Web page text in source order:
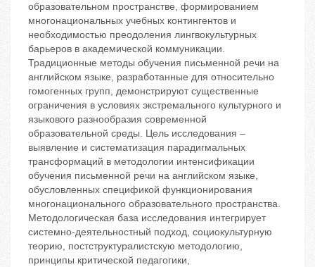
образовательном пространстве, формированием
многонациональных учебных контингентов и
необходимостью преодоления лингвокультурных
барьеров в академической коммуникации.
Традиционные методы обучения письменной речи на
английском языке, разработанные для относительно
гомогенных групп, демонстрируют существенные
ограничения в условиях экстремального культурного и
языкового разнообразия современной
образовательной среды. Цель исследования –
выявление и систематизация парадигмальных
трансформаций в методологии интенсификации
обучения письменной речи на английском языке,
обусловленных спецификой функционирования
многонационального образовательного пространства.
Методологическая база исследования интегрирует
системно-деятельностный подход, социокультурную
теорию, постструктуралистскую методологию,
принципы критической педагогики,